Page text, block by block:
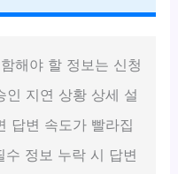
해야 할 정보는 신청
인 지연 상황 상세 설
답변 속도가 빨라집
정보 누락 시 답변